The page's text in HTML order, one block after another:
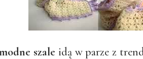
szale idą w parze z